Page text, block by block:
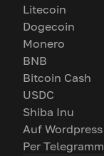
Litecoin
Dogecoin
Monero
BNB
Bitcoin Cash
USDC
Shiba Inu
Auf Wordpress
Per Telegramm